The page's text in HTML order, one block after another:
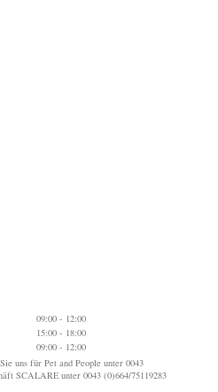
09:00 - 12:00
15:00 - 18:00
09:00 - 12:00
uns für Pet and People unter 0043
SCALARE unter 0043 (0)664/75119283